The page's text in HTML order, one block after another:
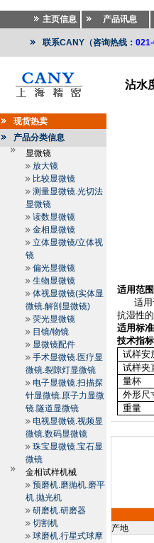
主页信息 产品讯息
联系CANY（咨询热线：
沾水
现货热卖
产品分类信息
显微镜
放大镜
比较显微镜
测量显微镜.光切法
显微镜
读数显微镜
金相显微镜
立体显微镜/立体视
镜
偏光显微镜
生物显微镜
体视显微镜(实体显
微镜.解剖显微镜)
荧光显微镜
目镜/物镜
显微镜配件
手术显微镜.医疗显
微镜.裂隙灯显微镜
电子显微镜.扫描探
针显微镜.原子力显微
镜.隧道显微镜
电视显微镜.视频显
微镜.数码显微镜
珠宝显微镜.宝石显
微镜
金相试样机械
预磨机.磨抛机.磨平
机.抛光机
研磨机.研磨器
切割机
球磨机.行星式球摩
适用范围
适
抗湿性
适用标准
技术指标
试样安
试样夹
量杯
外形尺
重量
产地